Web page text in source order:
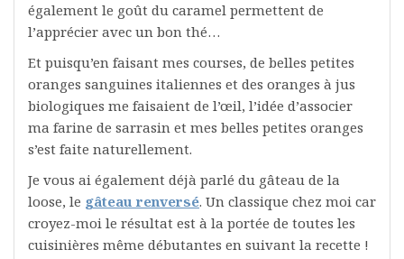
également le goût du caramel permettent de
l’apprécier avec un bon thé…
Et puisqu’en faisant mes courses, de belles petites
oranges sanguines italiennes et des oranges à jus
biologiques me faisaient de l’œil, l’idée d’associer
ma farine de sarrasin et mes belles petites oranges
s’est faite naturellement.
Je vous ai également déjà parlé du gâteau de la
loose, le gâteau renversé. Un classique chez moi car
croyez-moi le résultat est à la portée de toutes les
cuisinières même débutantes en suivant la recette !